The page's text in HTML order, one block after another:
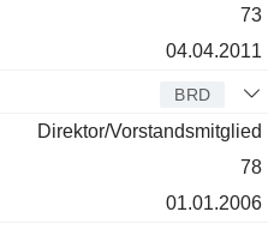
73
04.04.2011
BRD
Direktor/Vorstandsmitglied
78
01.01.2006